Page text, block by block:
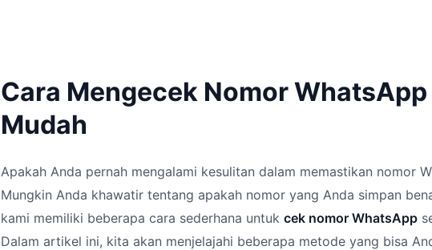
Cara Mengecek Nomor
Mudah
Apakah Anda pernah mengalami kesulitan dalam memastikan nomor
Mungkin Anda khawatir tentang apakah nomor yang Anda simpan
kami memiliki beberapa cara sederhana untuk cek nomor WhatsApp
Dalam artikel ini, kita akan menjelajahi beberapa metode yang bisa